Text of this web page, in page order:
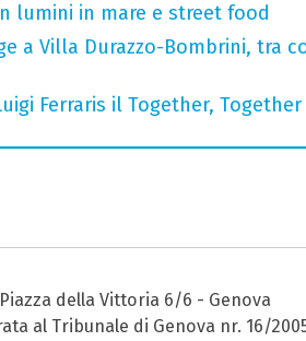
lumini in mare e street food
a Villa Durazzo-Bombrini, tra
Ferraris il Together, Together
della Vittoria 6/6 - Genova
al Tribunale di Genova nr. 16/